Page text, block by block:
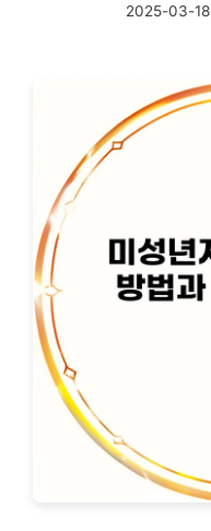
2025-03-18